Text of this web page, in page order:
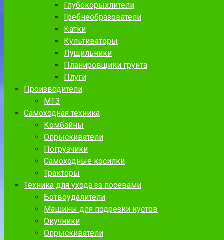
Глубокорыхлители
Гребнеобразователи
Катки
Культиваторы
Лущильники
Планировщики грунта
Плуги
Производители
МТЗ
Самоходная техника
Комбайны
Опрыскиватели
Погрузчики
Самоходные косилки
Тракторы
Техника для ухода за посевами
Ботвоудалители
Машины для подрезки кустов
Окучники
Опрыскиватели